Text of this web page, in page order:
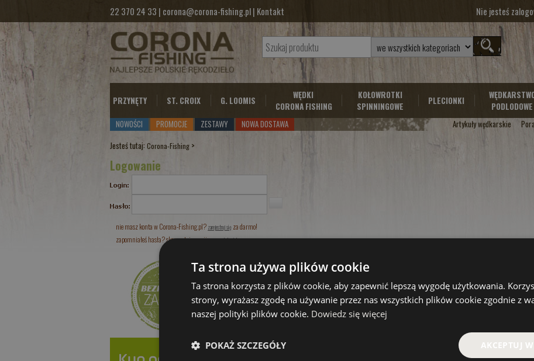
22 370 24 33 | corona@corona-fishing.pl| Kontakt Nie jesteś
PRZYNĘTY ST. CROIX G. LOOMIS
WĘDKI
CORONA FISHING
KOŁOWROTKI
SPINNINGOWE
PLECIONKI
PODLODOWE
NOWOŚCI
PROMOCJE ZESTAWY NOWA DOSTAWA Artykuły wędkarskie
Jesteś tutaj: Corona-Fishing >
Logowanie
nie masz konta w Corona-Fishing.pl? zarejestruj się za darmo!
zapomniałeś hasła? skorzystaj z opcjiprzypomnij hasło!
Ta strona używa plików cookie
Ta strona korzysta z plików cookie, aby zapewnić lepszą wygodę użytkowania.
strony, wyrażasz zgodę na używanie przez nas wszystkich plików cookie zgodnie z
naszej polityki plików cookie. Dowiedz się więcej
AKCEPTUJ
POKAŻ SZCZEGÓŁY